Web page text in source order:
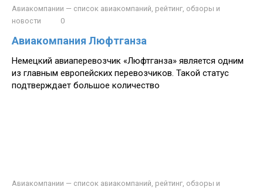
Авиакомпании — список авиакомпаний, рейтинг, обзоры и
новости
0
Авиакомпания Люфтганза
Немецкий авиаперевозчик «Люфтганза» является одним
из главным европейских перевозчиков. Такой статус
подтверждает большое количество
Авиакомпании — список авиакомпаний, рейтинг, обзоры и